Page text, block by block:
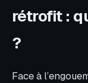
rétrofit :
?
Face à